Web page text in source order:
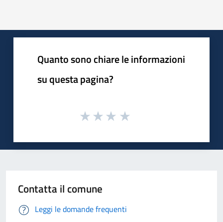
Quanto sono chiare le informazioni
su questa pagina?
Contatta il comune
Leggi le domande frequenti